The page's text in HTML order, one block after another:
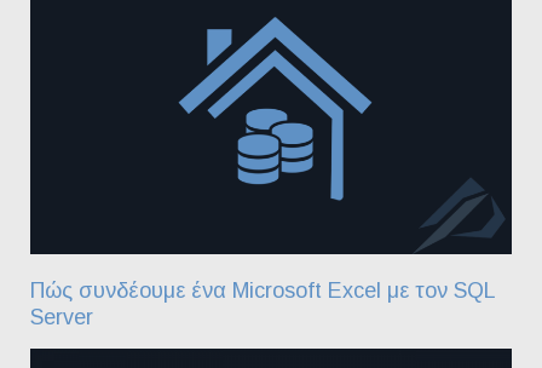
Πώς συνδέουμε ένα Microsoft Excel με τον SQL
Server